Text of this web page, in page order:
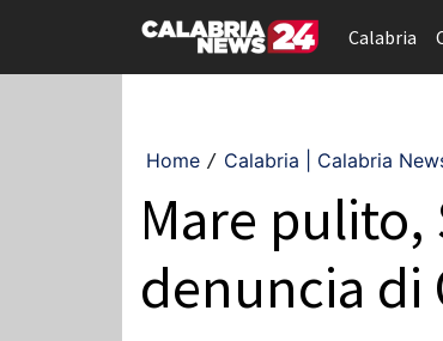
Calabria
Home / Calabria | Calabria
Mare pulito,
denuncia di